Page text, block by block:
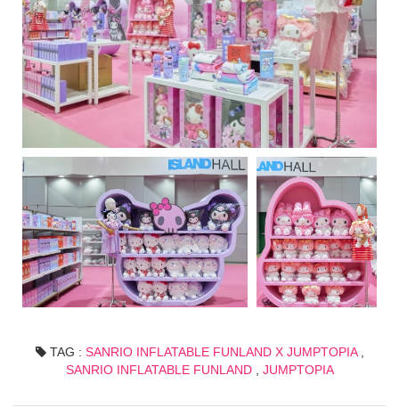
TAG : SANRIO INFLATABLE FUNLAND X JUMPTOPIA,
SANRIO INFLATABLE FUNLAND, JUMPTOPIA